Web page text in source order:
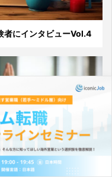
者にインタビューVol.4